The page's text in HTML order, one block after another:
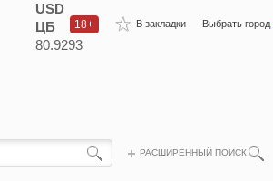
В закладки Выбрать город
18+
USD
ЦБ
80.9293
РАСШИРЕННЫЙ ПОИСК